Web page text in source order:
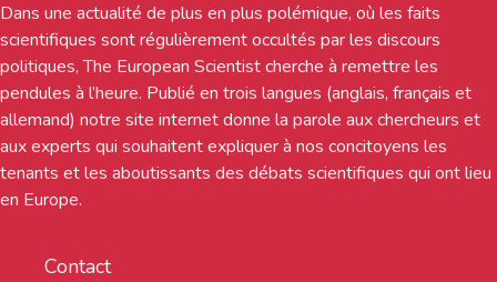
Dans une actualité de plus en plus polémique, où les faits
scientifiques sont régulièrement occultés par les discours
politiques, The European Scientist cherche à remettre les
pendules à l’heure. Publié en trois langues (anglais, français et
allemand) notre site internet donne la parole aux chercheurs et
aux experts qui souhaitent expliquer à nos concitoyens les
tenants et les aboutissants des débats scientifiques qui ont lieu
en Europe.
Contact